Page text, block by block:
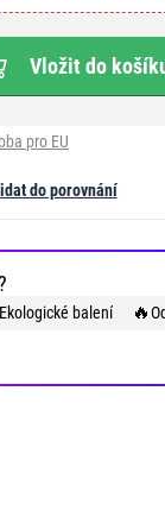
Vložit do
pro EU
do porovnání
Ekologické balení 🔥